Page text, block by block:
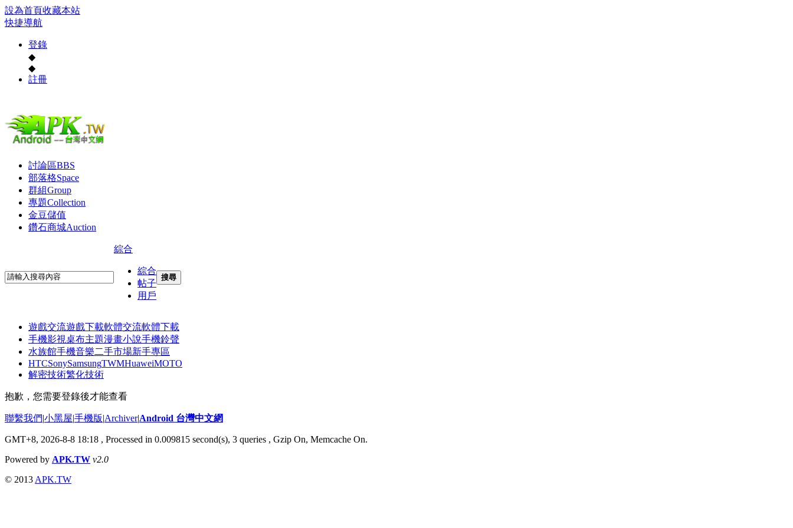
設為首頁收藏本站
快捷導航
登錄
◆
◆
註冊
討論區BBS
部落格Space
群組Group
專題Collection
金豆儲值
鑽石商城Auction
綜合
綜合
帖子
用戶
搜尋
遊戲交流遊戲下載軟體交流軟體下載
手機影視桌布主題漫畫小說手機鈴聲
水族館手機音樂二手市場新手專區
HTCSonySamsungTWMHuaweiMOTO
解密技術繁化技術
抱歉，您需要登錄後才能查看
聯繫我們|小黑屋|手機版|Archiver|Android 台灣中文網
GMT+8, 2026-8-8 18:18 , Processed in 0.009815 second(s), 3 queries , Gzip On, Memcache On.
Powered by APK.TW v2.0
© 2013 APK.TW